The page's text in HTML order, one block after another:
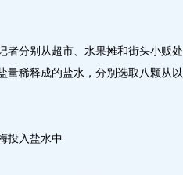
分别从超市、水果摊和街头小贩
量稀释成的盐水，分别选取八颗从
入盐水中